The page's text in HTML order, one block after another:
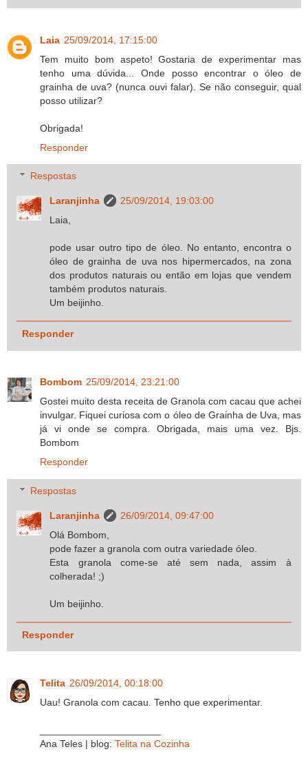
Laia 25/09/2014, 17:15:00
Tem muito bom aspeto! Gostaria de experimentar mas
tenho uma dúvida... Onde posso encontrar o óleo de
grainha de uva? (nunca ouvi falar). Se não conseguir, qual
posso utilizar?
Obrigada!
Responder
Respostas
Laranjinha
25/09/2014, 19:03:00
Laia,
pode usar outro tipo de óleo. No entanto, encontra o
óleo de grainha de uva nos hipermercados, na zona
dos produtos naturais ou então em lojas que vendem
também produtos naturais.
Um beijinho.
Responder
Bombom 25/09/2014, 23:21:00
Gostei muito desta receita de Granola com cacau que achei
invulgar. Fiquei curiosa com o óleo de Grainha de Uva, mas
já vi onde se compra. Obrigada, mais uma vez. Bjs.
Bombom
Responder
Respostas
Laranjinha
26/09/2014, 09:47:00
Olá Bombom,
pode fazer a granola com outra variedade óleo.
Esta granola come-se até sem nada, assim à
colherada! ;)
Um beijinho.
Responder
Telita 26/09/2014, 00:18:00
Uau! Granola com cacau. Tenho que experimentar.
Ana Teles | blog: Telita na Cozinha